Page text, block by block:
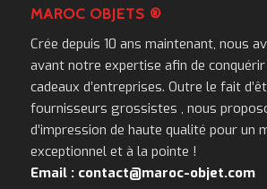
MAROC OBJETS ®
Crée depuis 10 ans maintenant, nous
avant notre expertise afin de
cadeaux d’entreprises. Outre le fait
fournisseurs grossistes , nous
d’impression de haute qualité pour un
exceptionnel et à la pointe !
Email : contact@maroc-objet.com